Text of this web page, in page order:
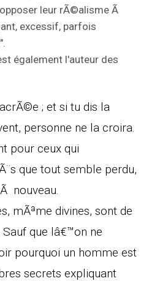
leur rÃ©alisme Ã
excessif, parfois
également l'auteur des
; et si tu dis la
personne ne la croira.
pour ceux qui
que tout semble perdu,
nouveau.
mÃªme divines, sont de
Sauf que lâ€™on ne
pourquoi un homme est
secrets expliquant